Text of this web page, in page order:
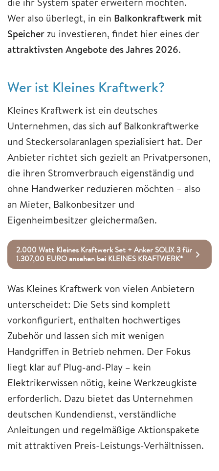
Wer also überlegt, in ein Balkonkraftwerk mit
Speicherzu investieren, findet hier eines der
attraktivsten Angebote des Jahres 2026.
Wer ist Kleines Kraftwerk?
Kleines Kraftwerk ist ein deutsches
Unternehmen, das sich auf Balkonkraftwerke
und Steckersolaranlagen spezialisiert hat. Der
Anbieter richtet sich gezielt an Privatpersonen,
die ihren Stromverbrauch eigenständig und
ohne Handwerker reduzieren möchten – also
an Mieter, Balkonbesitzer und
Eigenheimbesitzer gleichermaßen.
2.000 Watt Kleines Kraftwerk Set + Anker SOLIX 3 für
1.307,00 EURO ansehen bei KLEINES KRAFTWERK*
Was Kleines Kraftwerk von vielen Anbietern
unterscheidet: Die Sets sind komplett
vorkonfiguriert, enthalten hochwertiges
Zubehör und lassen sich mit wenigen
Handgriffen in Betrieb nehmen. Der Fokus
liegt klar auf Plug-and-Play – kein
Elektrikerwissen nötig, keine Werkzeugkiste
erforderlich. Dazu bietet das Unternehmen
deutschen Kundendienst, verständliche
Anleitungen und regelmäßige Aktionspakete
mit attraktiven Preis-Leistungs-Verhältnissen.